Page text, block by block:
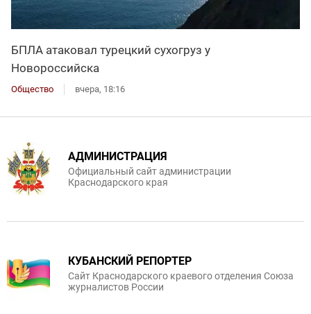
БПЛА атаковал турецкий сухогруз у
Новороссийска
Общество вчера, 18:16
АДМИНИСТРАЦИЯ
Официальный сайт администрации
Краснодарского края
КУБАНСКИЙ РЕПОРТЕР
Сайт Краснодарского краевого отделения Союза
журналистов России